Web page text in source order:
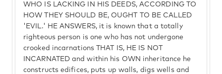
WHO IS LACKING IN HIS DEEDS, ACCORDING TO
HOW THEY SHOULD BE, OUGHT TO BE CALLED
'EVIL.' HE ANSWERS, it is known that a totally
righteous person is one who has not undergone
crooked incarnations THAT IS, HE IS NOT
INCARNATED and within his OWN inheritance he
constructs edifices, puts up walls, digs wells and